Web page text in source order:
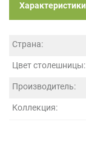
Характеристики
Страна:
Цвет столешницы:
Производитель:
Коллекция:
данных.